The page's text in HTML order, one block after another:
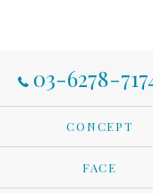
03-6278-
CONCEPT
FACE